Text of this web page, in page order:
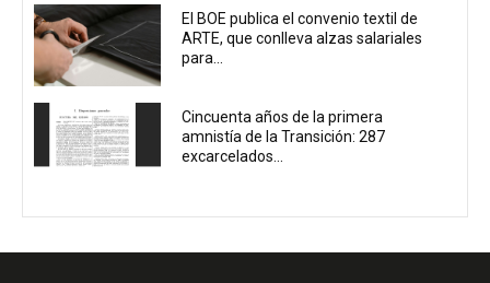
El BOE publica el convenio textil de
ARTE, que conlleva alzas salariales
para...
Cincuenta años de la primera
amnistía de la Transición: 287
excarcelados...